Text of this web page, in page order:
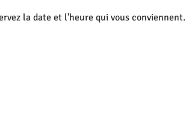
la date et l'heure qui vous conviennent.